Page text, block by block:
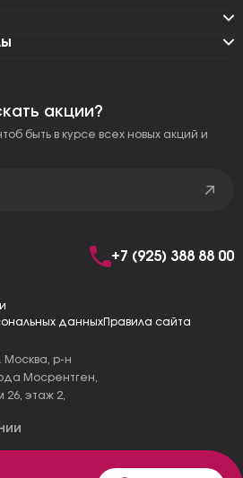
Москва, р-н
Мосрентген,
26, этаж 2,
акции?
быть в курсе всех новых акций и
+7 (925) 388 88 00
данныхПравила сайта